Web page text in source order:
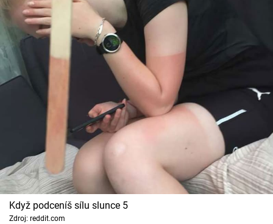
Když podceníš sílu slunce 5
Zdroj: reddit.com